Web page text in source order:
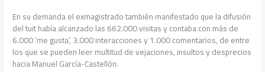
En su demanda el exmagistrado también manifestado que la difusión
del tuit había alcanzado las 662.000 visitas y contaba con más de
6.000 ‘me gusta’, 3.000 interacciones y 1.000 comentarios, de entre
los que se pueden leer multitud de vejaciones, insultos y desprecios
hacia Manuel García-Castellón.